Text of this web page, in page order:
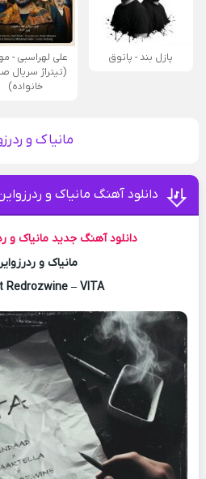
پازل بند - پاتوق
علی لهراسبی -
(تیتراژ سریال
خانواده)
مانیاک و
دانلود آهنگ مانیاک و
دانلود آهنگ جدید مانیاک و
مانیاک و
Redrozwine – VITA